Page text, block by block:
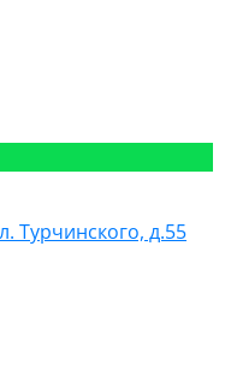
Турчинского, д.55